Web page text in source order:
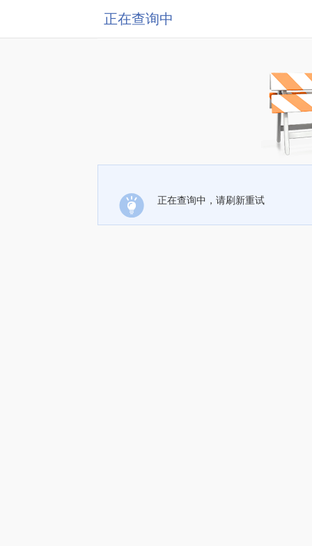
正在查询中
正在查询中，请刷新重试